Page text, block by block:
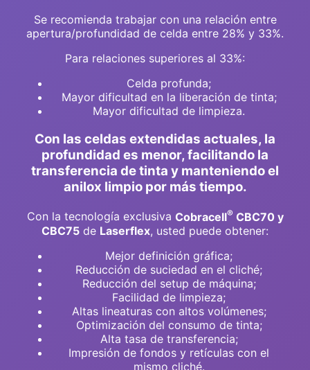
Se recomienda trabajar con una relación entre
apertura/profundidad de celda entre 28% y 33%.
Para relaciones superiores al 33%:
Celda profunda;
Mayor dificultad en la liberación de tinta;
Mayor dificultad de limpieza.
Con las celdas extendidas actuales, la
profundidad es menor, facilitando la
transferencia de tinta y manteniendo el
anilox limpio por más tiempo.
Con la tecnología exclusiva Cobracell® CBC70 y
CBC75 de Laserflex, usted puede obtener:
Mejor definición gráfica;
Reducción de suciedad en el cliché;
Reducción del setup de máquina;
Facilidad de limpieza;
Altas lineaturas con altos volúmenes;
Optimización del consumo de tinta;
Alta tasa de transferencia;
Impresión de fondos y retículas con el
mismo cliché.